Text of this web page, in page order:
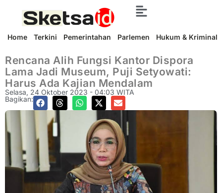
Home Terkini Pemerintahan Parlemen Hukum & Kriminal
Rencana Alih Fungsi Kantor Dispora
Lama Jadi Museum, Puji Setyowati:
Harus Ada Kajian Mendalam
Selasa, 24 Oktober 2023 - 04:03 WITA
Bagikan: